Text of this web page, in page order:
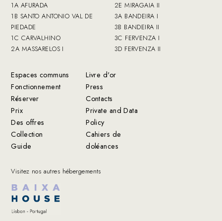
1A AFURADA
1B SANTO ANTONIO VAL DE
PIEDADE
1C CARVALHINO
2A MASSARELOS I
2E MIRAGAIA II
3A BANDEIRA I
3B BANDEIRA II
3C FERVENZA I
3D FERVENZA II
Espaces communs
Fonctionnement
Réserver
Prix
Des offres
Collection
Guide
Livre d'or
Press
Contacts
Private and Data
Policy
Cahiers de
doléances
Visitez nos autres hébergements